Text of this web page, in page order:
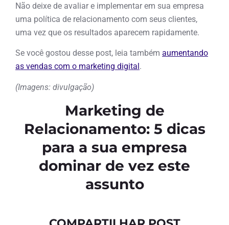
Não deixe de avaliar e implementar em sua empresa
uma política de relacionamento com seus clientes,
uma vez que os resultados aparecem rapidamente.
Se você gostou desse post, leia também aumentando
as vendas com o marketing digital .
(Imagens: divulgação)
Marketing de
Relacionamento: 5 dicas
para a sua empresa
dominar de vez este
assunto